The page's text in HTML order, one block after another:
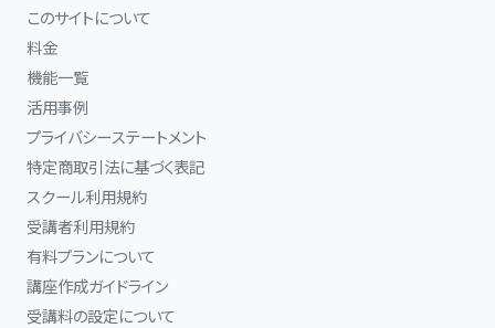
このサイトについて
料金
機能一覧
活用事例
プライバシーステートメント
特定商取引法に基づく表記
スクール利用規約
受講者利用規約
有料プランについて
講座作成ガイドライン
受講料の設定について